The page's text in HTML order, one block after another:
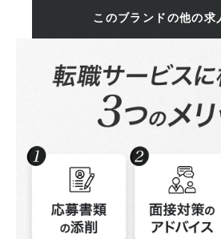
このブランドの他の求